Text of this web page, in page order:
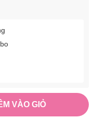
VÀO GIỎ